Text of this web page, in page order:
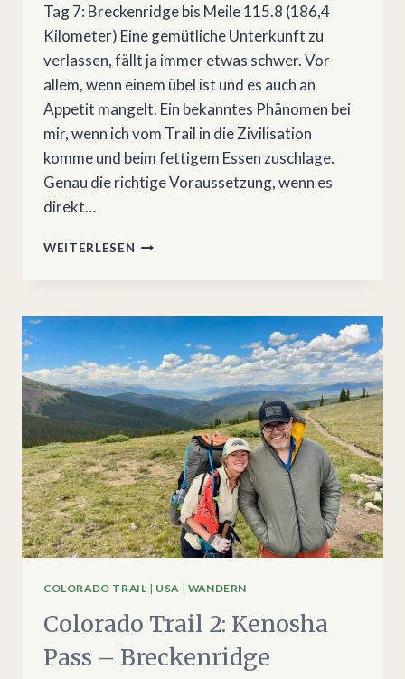
Tag 7: Breckenridge bis Meile 115.8 (186,4
Kilometer) Eine gemütliche Unterkunft zu
verlassen, fällt ja immer etwas schwer. Vor
allem, wenn einem übel ist und es auch an
Appetit mangelt. Ein bekanntes Phänomen bei
mir, wenn ich vom Trail in die Zivilisation
komme und beim fettigem Essen zuschlage.
Genau die richtige Voraussetzung, wenn es
direkt…
WEITERLESEN COLORADO
–
LEADVILLE
COLORADO TRAIL | USA | WANDERN
Colorado Trail 2: Kenosha
Pass – Breckenridge